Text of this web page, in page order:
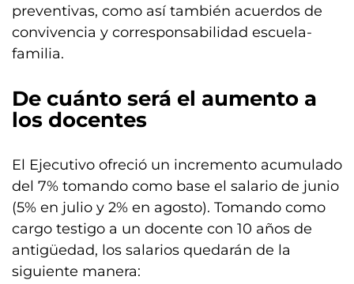
preventivas, como así también acuerdos de
convivencia y corresponsabilidad escuela-
familia.
De cuánto será el aumento a
los docentes
El Ejecutivo ofreció un incremento acumulado
del 7% tomando como base el salario de junio
(5% en julio y 2% en agosto). Tomando como
cargo testigo a un docente con 10 años de
antigüedad, los salarios quedarán de la
siguiente manera: